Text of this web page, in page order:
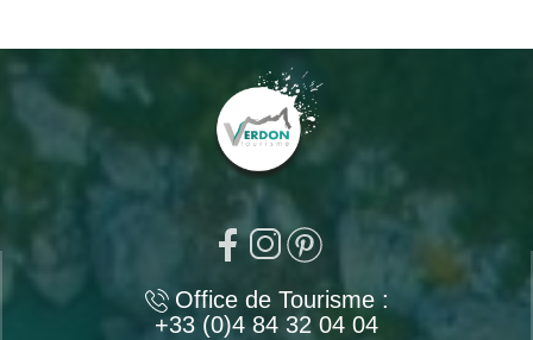
Office de Tourisme :
+33 (0)4 84 32 04 04